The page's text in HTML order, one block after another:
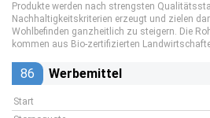
Produkte werden nach strengsten
Nachhaltigkeitskriterien erzeugt und zielen
Wohlbefinden ganzheitlich zu steigern. Die
kommen aus Bio-zertifizierten
86 Werbemittel
Start